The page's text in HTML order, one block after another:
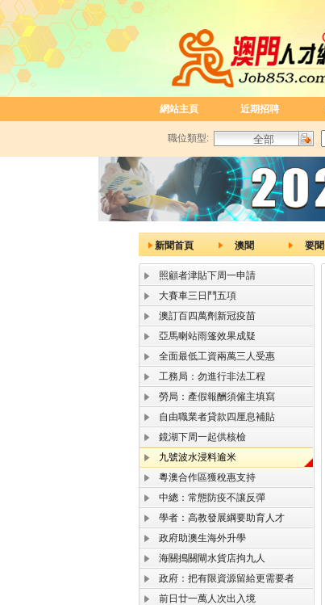
網站主頁 近期招聘
職位類型:
新聞首頁 澳聞 要聞
照顧者津貼下周一申請
大賽車三日鬥五項
澳訂百四萬劑新冠疫苗
亞馬喇站雨篷效果成疑
全面最低工資兩萬三人受惠
工務局：勿進行非法工程
勞局：產假報酬須僱主填寫
自由職業者貸款四厘息補貼
鏡湖下周一起供核檢
九號波水浸料逾米
粵澳合作區獲稅惠支持
中總：常態防疫不讓反彈
學者：高教發展綱要助育人才
政府助澳生海外升學
海關搗關閘水貨店拘九人
政府：把有限資源留給更需要者
前日廿一萬人次出入境